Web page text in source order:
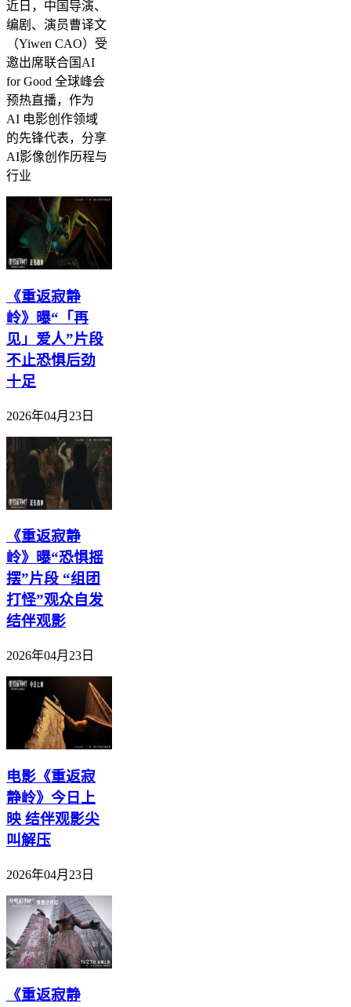
近日，中国导演、
编剧、演员曹译文
（Yiwen CAO）受
邀出席联合国AI
for Good 全球峰会
预热直播，作为
AI 电影创作领域
的先锋代表，分享
AI影像创作历程与
行业
《重返寂静
岭》曝“「再
见」爱人”片段
不止恐惧后劲
十足
2026年04月23日
《重返寂静
岭》曝“恐惧摇
摆”片段 “组团
打怪”观众自发
结伴观影
2026年04月23日
电影《重返寂
静岭》今日上
映 结伴观影尖
叫解压
2026年04月23日
《重返寂静